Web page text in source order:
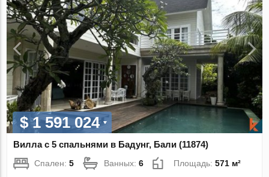
$ 1 591 024
Вилла с 5 спальнями в Бадунг, Бали (11874)
Спален:5 Ванных:6 Площадь:571 м²